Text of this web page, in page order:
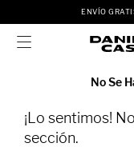
ENVÍO

No Se
¡Lo sentimos!
sección.